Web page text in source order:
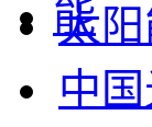
太
中